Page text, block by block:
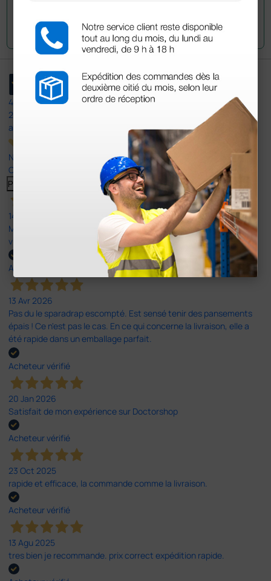
Envoyez votre question
4,5
23
avis
Nos avis 4 et 5 étoiles.
Cliquez ici pour tous les lire >
Previous
14 Avr 2026
Mon article reçu est conforme à la description texte, image et
vidéo proposée par le site.
Acheteur vérifié
13 Avr 2026
Pas du le sparadrap escompté. Est sensé tenir des pansements
épais ! Ce n'est pas le cas. En ce qui concerne la livraison, elle a
été rapide dans un emballage parfait.
Acheteur vérifié
20 Jan 2026
Satisfait de mon expérience sur Doctorshop
Acheteur vérifié
23 Oct 2025
rapide et efficace, la commande comme la livraison.
Acheteur vérifié
13 Agu 2025
tres bien je recommande. prix correct expédition rapide.